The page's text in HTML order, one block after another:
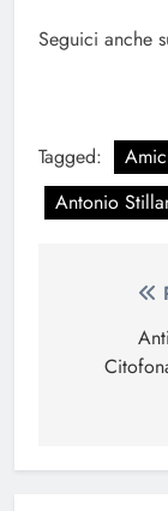
Seguici anche
Tagged:
Antonio
articoli